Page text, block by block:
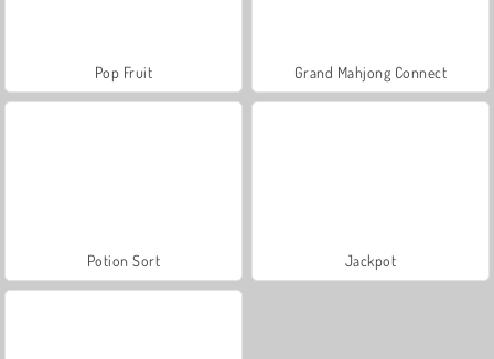
Pop Fruit Grand Mahjong Connect
Potion Sort Jackpot